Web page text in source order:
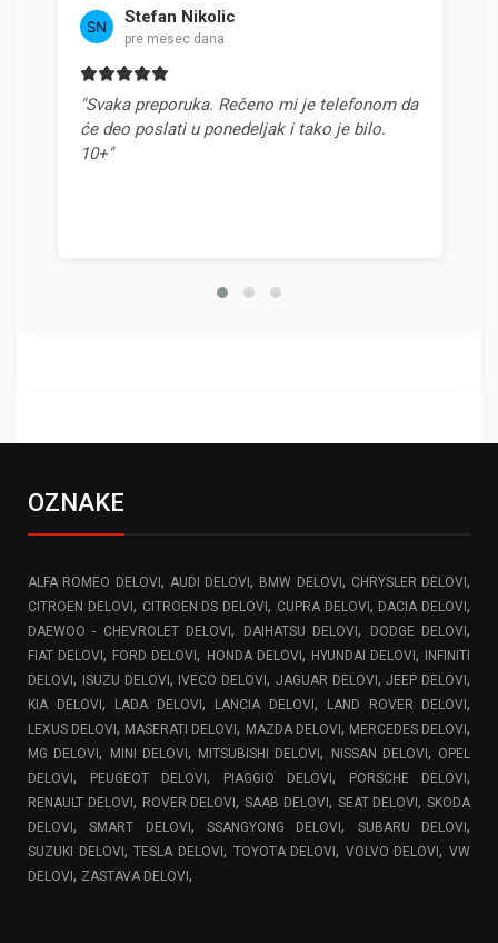
Stefan Nikolic
pre mesec dana
"Svaka preporuka. Rečeno mi je telefonom da
će deo poslati u ponedeljak i tako je bilo.
OZNAKE
ALFA ROMEO DELOVI , AUDI DELOVI , BMW DELOVI , CHRYSLER DELOVI ,
CITROEN DELOVI , CITROEN DS DELOVI , CUPRA DELOVI , DACIA DELOVI ,
DAEWOO - CHEVROLET DELOVI, DAIHATSU DELOVI, DODGE DELOVI,
FIAT DELOVI, FORD DELOVI, HONDA DELOVI , HYUNDAI DELOVI ,
INFINITI
DELOVI , ISUZU DELOVI , IVECO DELOVI , JAGUAR DELOVI ,JEEP DELOVI ,
KIA DELOVI , LADA DELOVI , LANCIA DELOVI , LAND ROVER DELOVI ,
LEXUS DELOVI, MASERATI DELOVI, MAZDA DELOVI , MERCEDES DELOVI,
MG DELOVI, MINI DELOVI , MITSUBISHI DELOVI, NISSAN DELOVI , OPEL
DELOVI , PEUGEOT DELOVI , PIAGGIO DELOVI , PORSCHE DELOVI ,
RENAULT DELOVI , ROVER DELOVI, SAAB DELOVI , SEAT DELOVI, SKODA
DELOVI ,SMART DELOVI ,SSANGYONG DELOVI, SUBARU DELOVI,
SUZUKI DELOVI ,TESLA DELOVI , TOYOTA DELOVI, VOLVO DELOVI, VW
DELOVI , ZASTAVA DELOVI ,